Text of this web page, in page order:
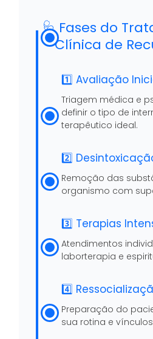
🩺 Fases do
Clínica de
1️⃣ Avaliação
Triagem médica e
definir o tipo de
terapêutico ideal.
2️⃣
Remoção das
organismo com
3️⃣ Terapias
Atendimentos
laborterapia e
4️⃣
Preparação do
sua rotina e